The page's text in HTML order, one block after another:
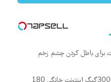
برای باطل کردن چشم زخم